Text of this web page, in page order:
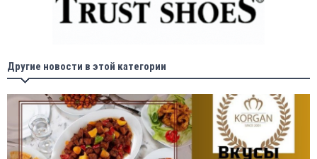
Другие новости в этой категории